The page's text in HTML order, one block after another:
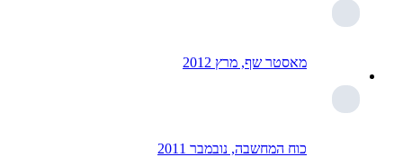
מאסטר שף, מרץ 2012
כוח המחשבה, נובמבר 2011